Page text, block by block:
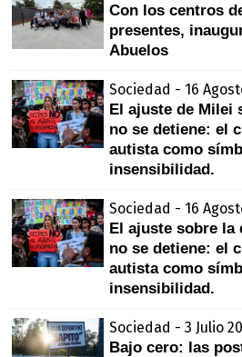
Con los centros
presentes,
Abuelos
Sociedad - 16
El ajuste de Milei
no se detiene: el
autista como
insensibilidad.
Sociedad - 16
El ajuste sobre la
no se detiene: el
autista como
insensibilidad.
Sociedad - 3 Julio
Bajo cero: las